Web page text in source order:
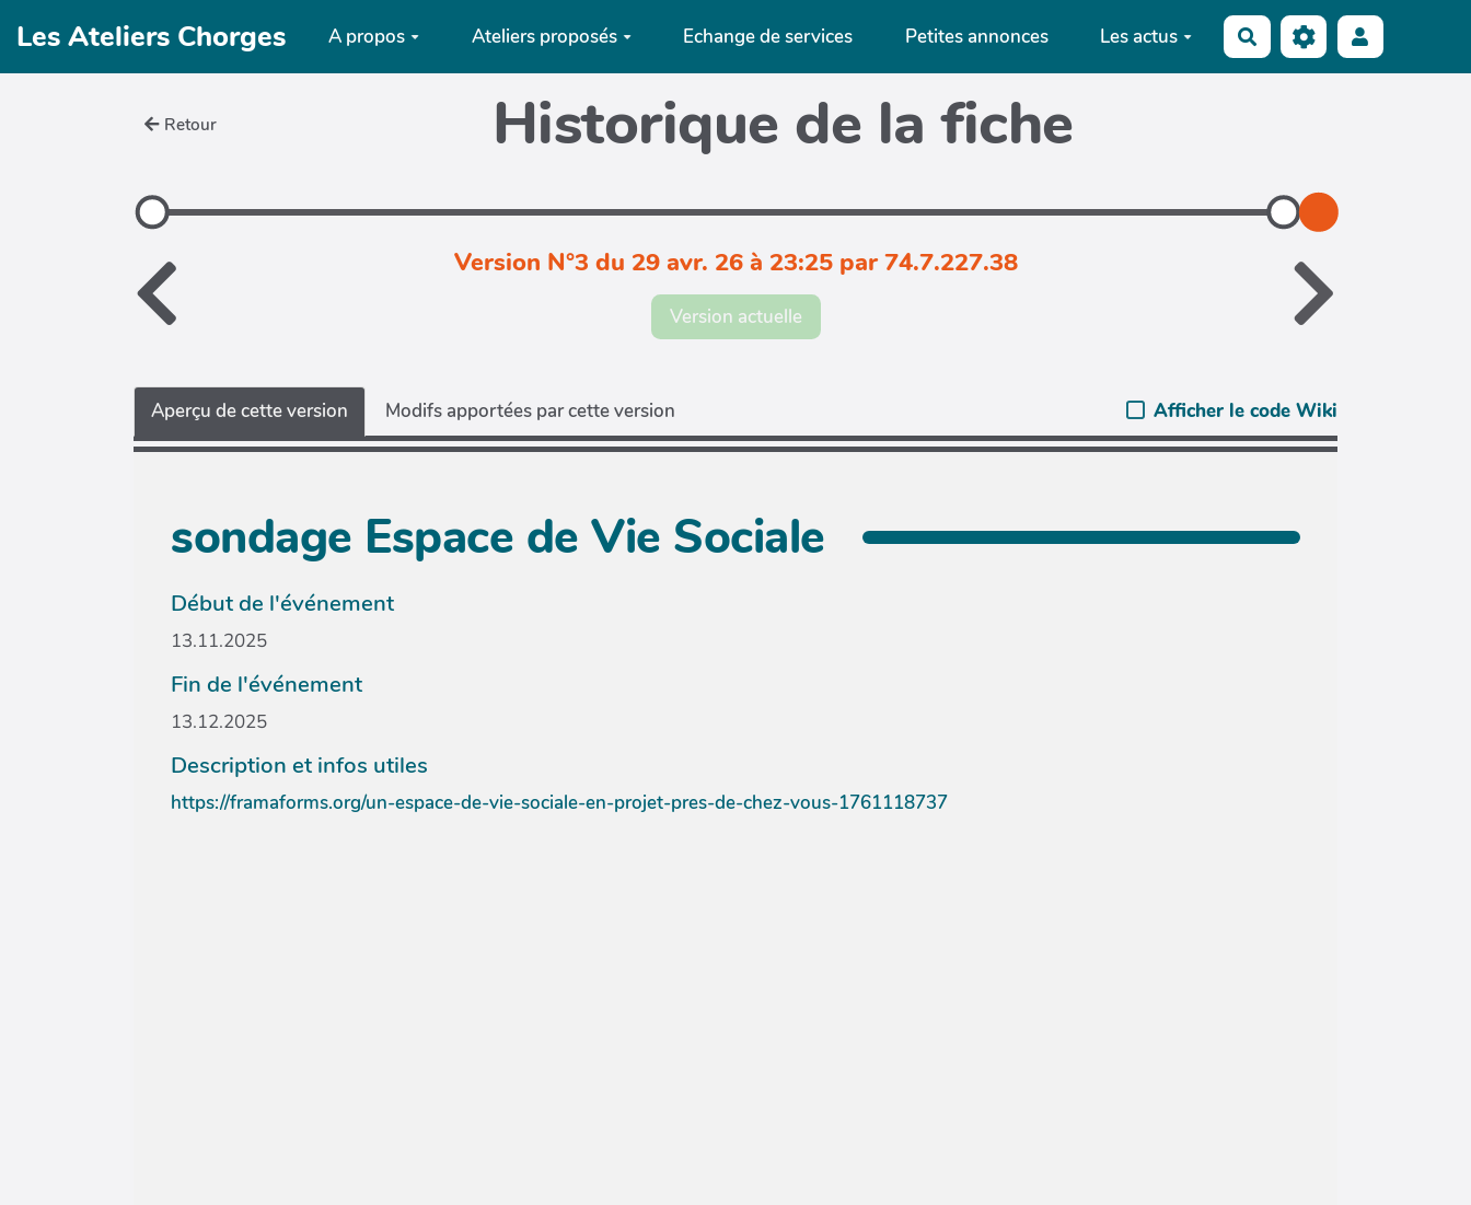
Aller au contenu principal
Les Ateliers Chorges A propos Ateliers proposés Echange de services Petites annonces Les actus Rechercher
Retour Historique de la fiche
Version N°3 du 29 avr. 26 à 23:25 par 74.7.227.38
Version actuelle
Aperçu de cette version Modifs apportées par cette version Afficher le code Wiki
sondage Espace de Vie Sociale
Début de l'événement
13.11.2025
Fin de l'événement
13.12.2025
Description et infos utiles
https://framaforms.org/un-espace-de-vie-sociale-en-projet-pres-de-chez-vous-1761118737